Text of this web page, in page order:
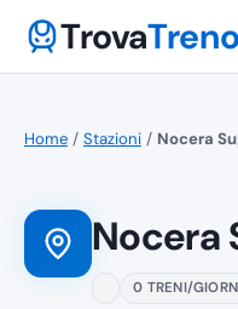
Trova
Home / Stazioni / Nocera
Nocera
0 TRENI/